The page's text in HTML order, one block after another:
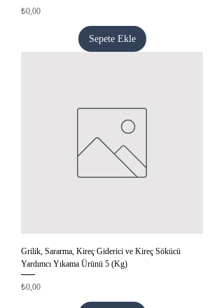
Fiyat
₺0,00
Sepete Ekle
Grilik, Sararma, Kireç Giderici ve Kireç Sökücü
Yardımcı Yıkama Ürünü 5 (Kg)
Fiyat
₺0,00